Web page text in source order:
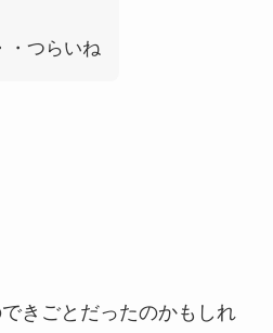
・つらいね
きごとだったのかもしれ